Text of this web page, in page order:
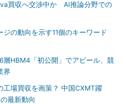
買収へ交渉中か AI推論分野での
ジの動向を示す11個のキーワード
層HBM4「初公開」でアピール、競
界
工場買収を画策？ 中国CXMT躍
最新動向